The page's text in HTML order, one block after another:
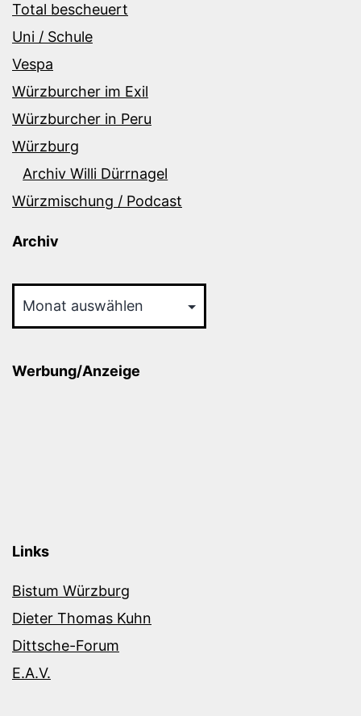
Total bescheuert
Uni / Schule
Vespa
Würzburcher im Exil
Würzburcher in Peru
Würzburg
Archiv Willi Dürrnagel
Würzmischung / Podcast
Archiv
Werbung/Anzeige
Links
Bistum Würzburg
Dieter Thomas Kuhn
Dittsche-Forum
E.A.V.